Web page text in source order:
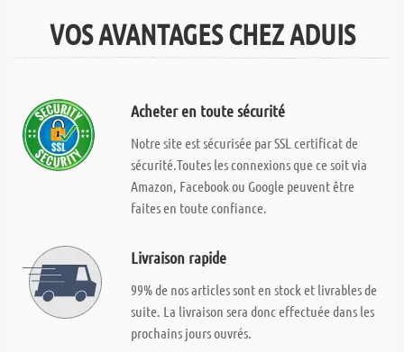
VOS AVANTAGES CHEZ ADUIS
Acheter en toute sécurité
Notre site est sécurisée par SSL certificat de
sécurité.Toutes les connexions que ce soit via
Amazon, Facebook ou Google peuvent être
faites en toute confiance.
Livraison rapide
99% de nos articles sont en stock et livrables de
suite. La livraison sera donc effectuée dans les
prochains jours ouvrés.